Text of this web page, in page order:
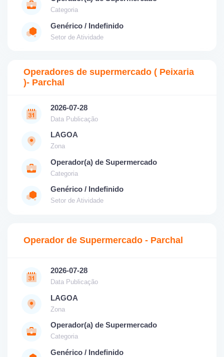
Categoria
Genérico / Indefinido
Setor de Atividade
Operadores de supermercado ( Peixaria
)- Parchal
2026-07-28
Data Publicação
LAGOA
Zona
Operador(a) de Supermercado
Categoria
Genérico / Indefinido
Setor de Atividade
Operador de Supermercado - Parchal
2026-07-28
Data Publicação
LAGOA
Zona
Operador(a) de Supermercado
Categoria
Genérico / Indefinido